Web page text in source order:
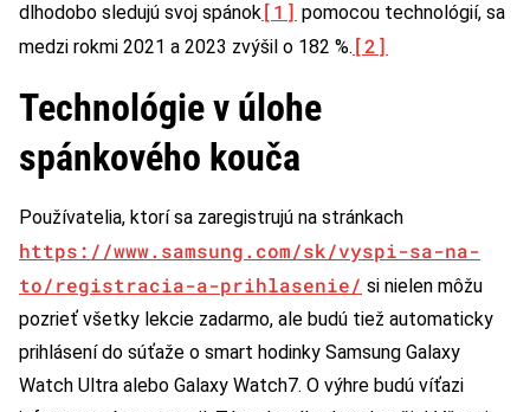
dlhodobo sledujú svoj spánok[1] pomocou technológií, sa
medzi rokmi 2021 a 2023 zvýšil o 182 %. [2]
Technológie v úlohe
spánkového kouča
Používatelia, ktorí sa zaregistrujú na stránkach
https://www.samsung.com/sk/vyspi-sa-na-
to/registracia-a-prihlasenie/ si nielen môžu
pozrieť všetky lekcie zadarmo, ale budú tiež automaticky
prihlásení do súťaže o smart hodinky Samsung Galaxy
Watch Ultra alebo Galaxy Watch7. O výhre budú víťazi